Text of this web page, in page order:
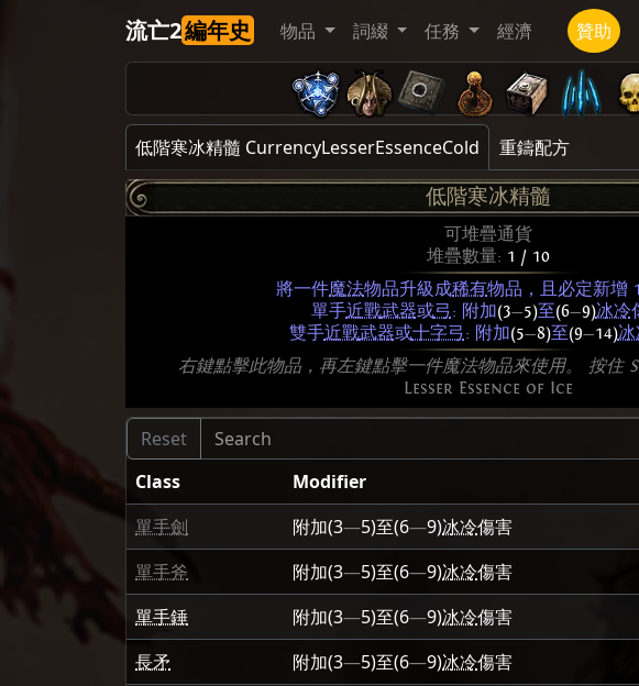
流亡2編年史 物品 詞綴 任務 經濟 贊助
低階寒冰精髓 CurrencyLesserEssenceCold 重鑄配方
低階寒冰精髓
可堆疊通貨
堆疊數量: 1 / 10
將一件魔法物品升級成稀有物品，且必定新增
單手近戰武器或弓: 附加(3—5)至(6—9)冰冷
雙手近戰武器或十字弓: 附加(5—8)至(9—14)冰
右鍵點擊此物品，再左鍵點擊一件魔法物品來使用。 按住
Lesser Essence of Ice
Class Modifier
單手劍
附加(3—5)至(6—9)冰冷傷害
單手斧
附加(3—5)至(6—9)冰冷傷害
單手錘
附加(3—5)至(6—9)冰冷傷害
長矛
附加(3—5)至(6—9)冰冷傷害